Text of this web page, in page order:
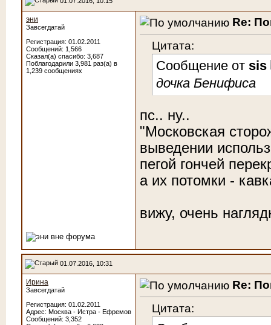
эни
Завсегдатай
Регистрация: 01.02.2011
Сообщений: 1,566
Сказал(а) спасибо: 3,687
Поблагодарили 3,981 раз(а) в
1,239 сообщениях
Re:
Цитата:
Сообщение от sis
дочка Бенифиса
пс.. ну..
"Московская
выведении
пегой гончей
а их потомки -
вижу, очень
01.07.2016, 10:31
Ирина
Завсегдатай
Регистрация: 01.02.2011
Адрес: Москва - Истра - Ефремов
Сообщений: 3,352
Re:
Цитата: